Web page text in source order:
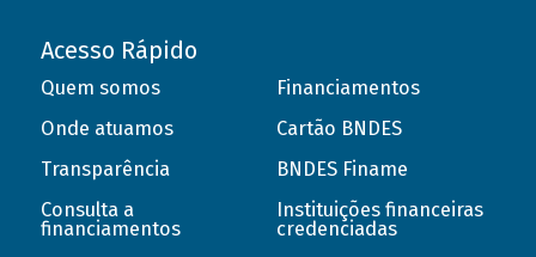
Acesso Rápido
Quem somos
Onde atuamos
Transparência
Consulta a
financiamentos
Financiamentos
Cartão BNDES
BNDES Finame
Instituições financeiras
credenciadas